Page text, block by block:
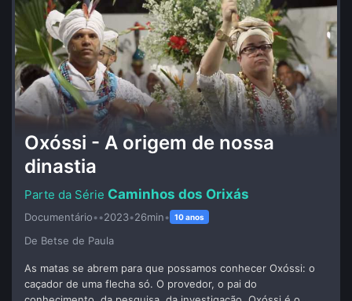
Oxóssi - A origem de nossa
dinastia
Caminhos dos Orixás
Documentário••2023•26min• 10 anos
De Betse de Paula
As matas se abrem para que possamos conhecer Oxóssi: o
caçador de uma flecha só. O provedor, o pai do